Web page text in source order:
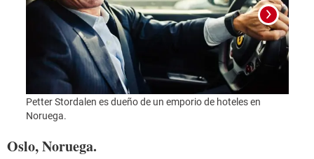
Petter Stordalen es dueño de un emporio de hoteles en
Noruega.
Oslo, Noruega.